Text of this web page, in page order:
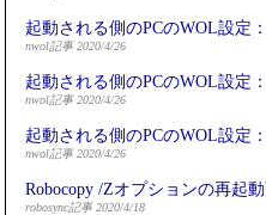
起動される側のPCのWOL設定
nwol記事 2020/4/26
起動される側のPCのWOL設定
nwol記事 2020/4/26
起動される側のPCのWOL設定
nwol記事 2020/4/26
Robocopy /Zオプションの再起
robosync記事 2020/4/18